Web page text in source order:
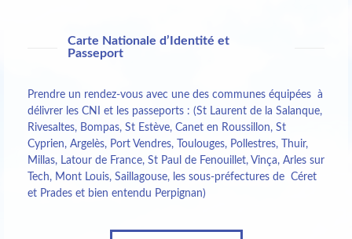
Carte Nationale d’Identité et
Passeport
Prendre un rendez-vous avec une des communes équipées à
délivrer les CNI et les passeports : (St Laurent de la Salanque,
Rivesaltes, Bompas, St Estève, Canet en Roussillon, St
Cyprien, Argelès, Port Vendres, Toulouges, Pollestres, Thuir,
Millas, Latour de France, St Paul de Fenouillet, Vinça, Arles sur
Tech, Mont Louis, Saillagouse, les sous-préfectures de Céret
et Prades et bien entendu Perpignan)